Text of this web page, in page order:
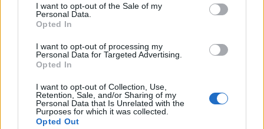
I want to opt-out of the Sale of my
Personal Data.
Opted In
I want to opt-out of processing my
Personal Data for Targeted Advertising.
Opted In
I want to opt-out of Collection, Use,
Retention, Sale, and/or Sharing of my
Personal Data that Is Unrelated with the
Purposes for which it was collected.
Opted Out
Sütibeállítások
Médiatér
Székely Sport
Liget